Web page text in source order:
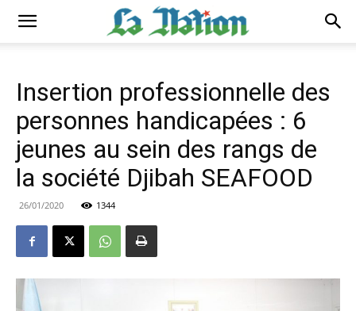
Insertion professionnelle des
personnes handicapées : 6
jeunes au sein des rangs de
la société Djibah SEAFOOD
26/01/2020 1344